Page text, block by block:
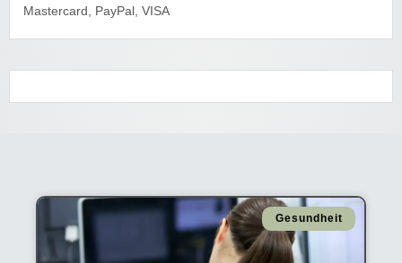
Mastercard, PayPal, VISA
Gesundheit